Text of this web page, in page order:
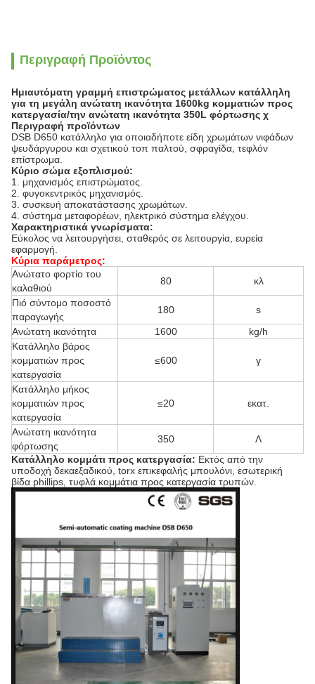
Περιγραφή Προϊόντος
Ημιαυτόματη γραμμή επιστρώματος μετάλλων κατάλληλη
για τη μεγάλη ανώτατη ικανότητα 1600kg κομματιών προς
κατεργασία/την ανώτατη ικανότητα 350L φόρτωσης χ
Περιγραφή προϊόντων
DSB D650 κατάλληλο για οποιαδήποτε είδη χρωμάτων νιφάδων
ψευδάργυρου και σχετικού τοπ παλτού, σφραγίδα, τεφλόν
επίστρωμα.
Κύριο σώμα εξοπλισμού:
1. μηχανισμός επιστρώματος.
2. φυγοκεντρικός μηχανισμός.
3. συσκευή αποκατάστασης χρωμάτων.
4. σύστημα μεταφορέων, ηλεκτρικό σύστημα ελέγχου.
Χαρακτηριστικά γνωρίσματα:
Εύκολος να λειτουργήσει, σταθερός σε λειτουργία, ευρεία
εφαρμογή.
Κύρια παράμετρος:
Ανώτατο φορτίο του
καλαθιού
80
κλ
Πιό σύντομο ποσοστό
παραγωγής
180
s
Ανώτατη ικανότητα
1600
kg/h
Κατάλληλο βάρος
κομματιών προς
κατεργασία
≤600 γ
Κατάλληλο μήκος
κομματιών προς
κατεργασία
≤20 εκατ.
Ανώτατη ικανότητα
φόρτωσης
350
Λ
Κατάλληλο κομμάτι προς κατεργασία: Εκτός από την
υποδοχή δεκαεξαδικού, torx επικεφαλής μπουλόνι, εσωτερική
βίδα phillips, τυφλά κομμάτια προς κατεργασία τρυπών.